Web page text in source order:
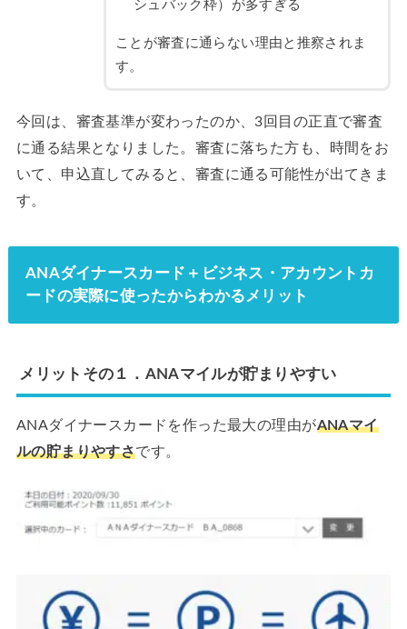
シュバック枠）が多すぎる
ことが審査に通らない理由と推察されま
す。
今回は、審査基準が変わったのか、3回目の正直で審査
に通る結果となりました。審査に落ちた方も、時間をお
いて、申込直してみると、審査に通る可能性が出てきま
す。
ANAダイナースカード＋ビジネス・アカウントカ
ードの実際に使ったからわかるメリット
メリットその１．ANAマイルが貯まりやすい
ANAダイナースカードを作った最大の理由がANAマイ
ルの貯まりやすさです。